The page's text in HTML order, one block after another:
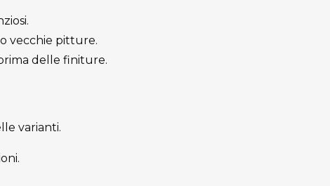
vecchie pitture.
delle finiture.
varianti.